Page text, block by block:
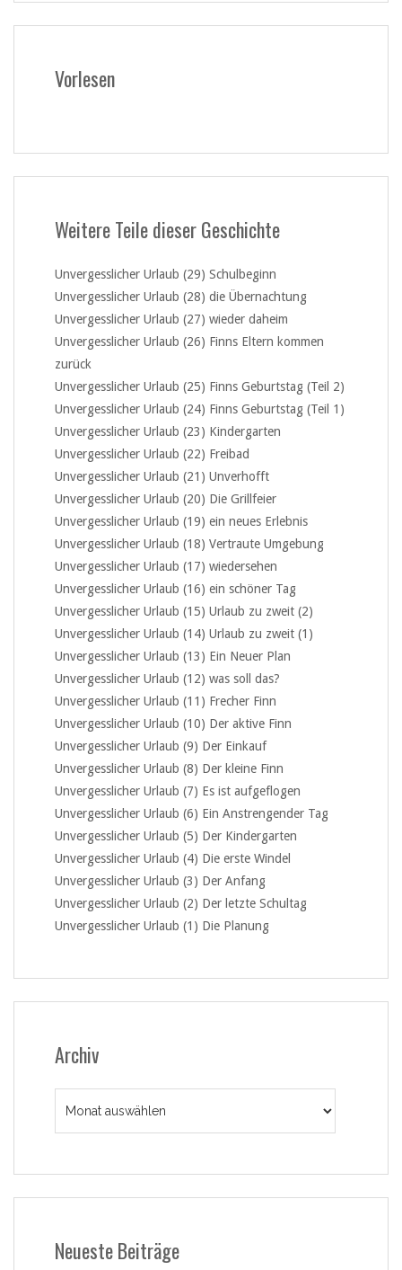
Vorlesen
Weitere Teile dieser Geschichte
Unvergesslicher Urlaub (29) Schulbeginn
Unvergesslicher Urlaub (28) die Übernachtung
Unvergesslicher Urlaub (27) wieder daheim
Unvergesslicher Urlaub (26) Finns Eltern kommen
zurück
Unvergesslicher Urlaub (25) Finns Geburtstag (Teil 2)
Unvergesslicher Urlaub (24) Finns Geburtstag (Teil 1)
Unvergesslicher Urlaub (23) Kindergarten
Unvergesslicher Urlaub (22) Freibad
Unvergesslicher Urlaub (21) Unverhofft
Unvergesslicher Urlaub (20) Die Grillfeier
Unvergesslicher Urlaub (19) ein neues Erlebnis
Unvergesslicher Urlaub (18) Vertraute Umgebung
Unvergesslicher Urlaub (17) wiedersehen
Unvergesslicher Urlaub (16) ein schöner Tag
Unvergesslicher Urlaub (15) Urlaub zu zweit (2)
Unvergesslicher Urlaub (14) Urlaub zu zweit (1)
Unvergesslicher Urlaub (13) Ein Neuer Plan
Unvergesslicher Urlaub (12) was soll das?
Unvergesslicher Urlaub (11) Frecher Finn
Unvergesslicher Urlaub (10) Der aktive Finn
Unvergesslicher Urlaub (9) Der Einkauf
Unvergesslicher Urlaub (8) Der kleine Finn
Unvergesslicher Urlaub (7) Es ist aufgeflogen
Unvergesslicher Urlaub (6) Ein Anstrengender Tag
Unvergesslicher Urlaub (5) Der Kindergarten
Unvergesslicher Urlaub (4) Die erste Windel
Unvergesslicher Urlaub (3) Der Anfang
Unvergesslicher Urlaub (2) Der letzte Schultag
Unvergesslicher Urlaub (1) Die Planung
Archiv
Neueste Beiträge